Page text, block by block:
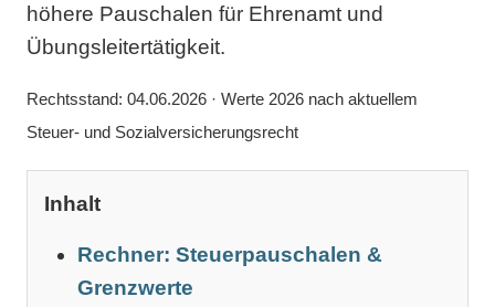
höhere Pauschalen für Ehrenamt und
Übungsleitertätigkeit.
Rechtsstand: 04.06.2026 · Werte 2026 nach aktuellem
Steuer- und Sozialversicherungsrecht
Inhalt
Rechner: Steuerpauschalen &
Grenzwerte